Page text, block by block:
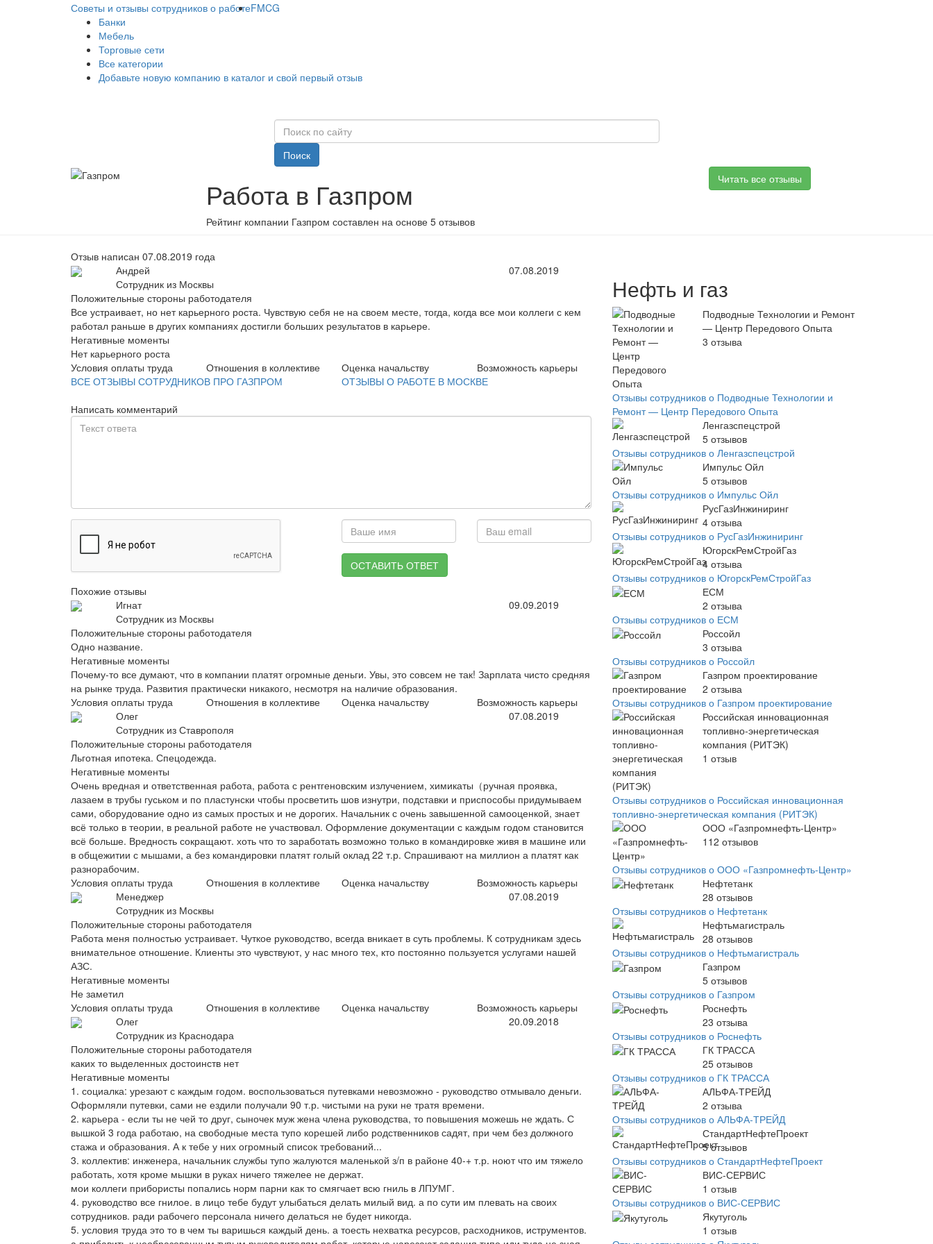
Советы и отзывы сотрудников о работеFMCG
Банки
Мебель
Торговые сети
Все категории
Добавьте новую компанию в каталог и свой первый отзыв
Поиск
Работа в Газпром
Рейтинг компании Газпром составлен на основе 5 отзывов
Читать все отзывы
Отзыв написан 07.08.2019 года
Андрей
Сотрудник из Москвы
07.08.2019
Положительные стороны работодателя
Все устраивает, но нет карьерного роста. Чувствую себя не на своем месте, тогда, когда все мои коллеги с кем
работал раньше в других компаниях достигли больших результатов в карьере.
Негативные моменты
Нет карьерного роста
Условия оплаты труда
Отношения в коллективе Оценка начальству
Возможность карьеры
ВСЕ ОТЗЫВЫ СОТРУДНИКОВ ПРО ГАЗПРОМ
ОТЗЫВЫ О РАБОТЕ В МОСКВЕ
Написать комментарий
ОСТАВИТЬ ОТВЕТ
Похожие отзывы
Игнат
Сотрудник из Москвы
09.09.2019
Положительные стороны работодателя
Одно название.
Негативные моменты
Почему-то все думают, что в компании платят огромные деньги. Увы, это совсем не так! Зарплата чисто средняя
на рынке труда. Развития практически никакого, несмотря на наличие образования.
Условия оплаты труда
Отношения в коллективе Оценка начальству
Возможность карьеры
Олег
Сотрудник из Ставрополя
07.08.2019
Положительные стороны работодателя
Льготная ипотека. Спецодежда.
Негативные моменты
Очень вредная и ответственная работа, работа с рентгеновским излучением, химикаты（ручная проявка,
лазаем в трубы гуськом и по пластунски чтобы просветить шов изнутри, подставки и приспособы придумываем
сами, оборудование одно из самых простых и не дорогих. Начальник с очень завышенной самооценкой, знает
всё только в теории, в реальной работе не участвовал. Оформление документации с каждым годом становится
всё больше. Вредность сокращают. хоть что то заработать возможно только в командировке живя в машине или
в общежитии с мышами, а без командировки платят голый оклад 22 т.р. Спрашивают на миллион а платят как
разнорабочим.
Условия оплаты труда
Отношения в коллективе Оценка начальству
Возможность карьеры
Менеджер
Сотрудник из Москвы
07.08.2019
Положительные стороны работодателя
Работа меня полностью устраивает. Чуткое руководство, всегда вникает в суть проблемы. К сотрудникам здесь
внимательное отношение. Клиенты это чувствуют, у нас много тех, кто постоянно пользуется услугами нашей
АЗС.
Негативные моменты
Не заметил
Условия оплаты труда
Отношения в коллективе Оценка начальству
Возможность карьеры
Олег
Сотрудник из Краснодара
20.09.2018
Положительные стороны работодателя
каких то выделенных достоинств нет
Негативные моменты
1. социалка: урезают с каждым годом. воспользоваться путевками невозможно - руководство отмывало деньги.
Оформляли путевки, сами не ездили получали 90 т.р. чистыми на руки не тратя времени.
2. карьера - если ты не чей то друг, сыночек муж жена члена руководства, то повышения можешь не ждать. С
вышкой 3 года работаю, на свободные места тупо корешей либо родственников садят, при чем без должного
стажа и образования. А к тебе у них огромный список требований...
3. коллектив: инженера, начальник службы тупо жалуются маленькой з/п в районе 40-+ т.р. ноют что им тяжело
работать, хотя кроме мышки в руках ничего тяжелее не держат.
мои коллеги прибористы попались норм парни как то смягчает всю гниль в ЛПУМГ.
4. руководство все гнилое. в лицо тебе будут улыбаться делать милый вид. а по сути им плевать на своих
сотрудников. ради рабочего персонала ничего делаться не будет никогда.
5. условия труда это то в чем ты варишься каждый день. а тоесть нехватка ресурсов, расходников, иструментов.
Нефть и газ
Подводные Технологии и Ремонт
— Центр Передового Опыта
3 отзыва
Отзывы сотрудников о Подводные Технологии и
Ремонт — Центр Передового Опыта
Ленгазспецстрой
5 отзывов
Отзывы сотрудников о Ленгазспецстрой
Импульс Ойл
5 отзывов
Отзывы сотрудников о Импульс Ойл
РусГазИнжиниринг
4 отзыва
Отзывы сотрудников о РусГазИнжиниринг
ЮгорскРемСтройГаз
4 отзыва
Отзывы сотрудников о ЮгорскРемСтройГаз
ЕСМ
2 отзыва
Отзывы сотрудников о ЕСМ
Россойл
3 отзыва
Отзывы сотрудников о Россойл
Газпром проектирование
2 отзыва
Отзывы сотрудников о Газпром проектирование
Российская инновационная
топливно-энергетическая
компания (РИТЭК)
1 отзыв
Отзывы сотрудников о Российская инновационная
топливно-энергетическая компания (РИТЭК)
ООО «Газпромнефть-Центр»
112 отзывов
Отзывы сотрудников о ООО «Газпромнефть-Центр»
Нефтетанк
28 отзывов
Отзывы сотрудников о Нефтетанк
Нефтьмагистраль
28 отзывов
Отзывы сотрудников о Нефтьмагистраль
Газпром
5 отзывов
Отзывы сотрудников о Газпром
Роснефть
23 отзыва
Отзывы сотрудников о Роснефть
ГК ТРАССА
25 отзывов
Отзывы сотрудников о ГК ТРАССА
АЛЬФА-ТРЕЙД
2 отзыва
Отзывы сотрудников о АЛЬФА-ТРЕЙД
СтандартНефтеПроект
5отзывов
Отзывы сотрудников о СтандартНефтеПроект
ВИС-СЕРВИС
1 отзыв
Отзывы сотрудников о ВИС-СЕРВИС
Якутуголь
1 отзыв